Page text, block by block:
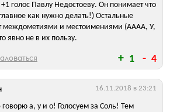
1 4
+1 голос Павлу Недостоеву. Он понимает что
как нужно делать!) Остальные
междометиями и местоимениями (АААА, У,
явно не в их пользу.
а, у и о! Голосуем за Соль! Тем
16.11.2018 в 23:21